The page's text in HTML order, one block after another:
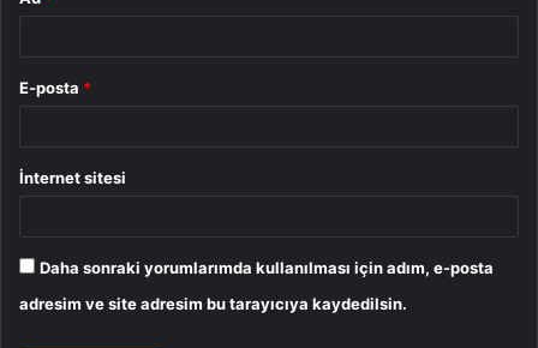
E-posta *
İnternet sitesi
Daha sonraki yorumlarımda kullanılması için adım, e-posta
adresim ve site adresim bu tarayıcıya kaydedilsin.